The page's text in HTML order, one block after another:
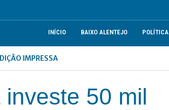
INÍCIO BAIXO ALENTEJO POLÍTICA
IMPRESSA
50 mil